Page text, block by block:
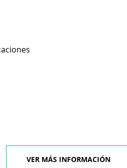
VER MÁS INFORMACIÓN